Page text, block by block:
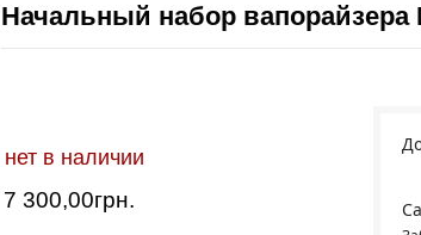
Начальный набор вапорайзера
нет в наличии
7 300,00грн.